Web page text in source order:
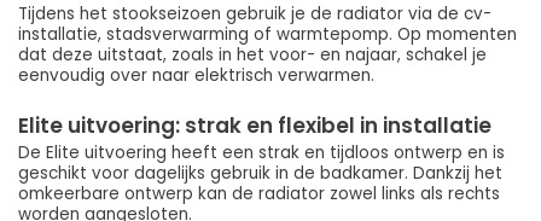
Tijdens het stookseizoen gebruik je de radiator via de cv-
installatie, stadsverwarming of warmtepomp. Op momenten
dat deze uitstaat, zoals in het voor- en najaar, schakel je
eenvoudig over naar elektrisch verwarmen.
Elite uitvoering: strak en flexibel in installatie
De Elite uitvoering heeft een strak en tijdloos ontwerp en is
geschikt voor dagelijks gebruik in de badkamer. Dankzij het
omkeerbare ontwerp kan de radiator zowel links als rechts
worden aangesloten.